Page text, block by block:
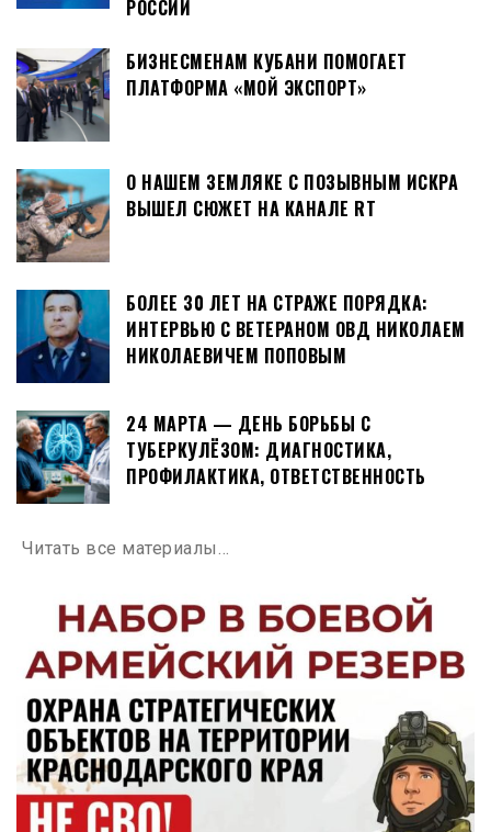
РОССИИ
БИЗНЕСМЕНАМ КУБАНИ ПОМОГАЕТ
ПЛАТФОРМА «МОЙ ЭКСПОРТ»
О НАШЕМ ЗЕМЛЯКЕ С ПОЗЫВНЫМ ИСКРА
ВЫШЕЛ СЮЖЕТ НА КАНАЛЕ RT
БОЛЕЕ 30 ЛЕТ НА СТРАЖЕ ПОРЯДКА:
ИНТЕРВЬЮ С ВЕТЕРАНОМ ОВД НИКОЛАЕМ
НИКОЛАЕВИЧЕМ ПОПОВЫМ
24 МАРТА — ДЕНЬ БОРЬБЫ С
ТУБЕРКУЛЁЗОМ: ДИАГНОСТИКА,
ПРОФИЛАКТИКА, ОТВЕТСТВЕННОСТЬ
Читать все материалы…